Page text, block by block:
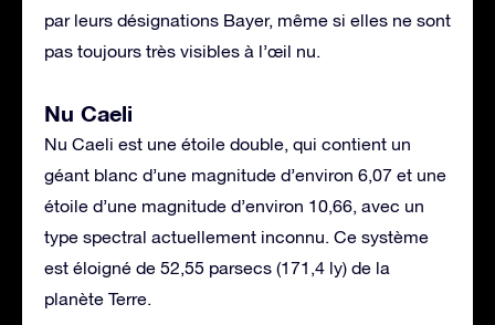
par leurs désignations Bayer, même si elles ne sont
pas toujours très visibles à l’œil nu.
Nu Caeli
Nu Caeli est une étoile double, qui contient un
géant blanc d’une magnitude d’environ 6,07 et une
étoile d’une magnitude d’environ 10,66, avec un
type spectral actuellement inconnu. Ce système
est éloigné de 52,55 parsecs (171,4 ly) de la
planète Terre.